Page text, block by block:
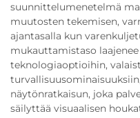
suunnittelumenetelmä
muutosten tekemisen,
ajantasalla kun
mukauttamistaso
teknologiaoptioihin,
näytönratkaisun, joka
säilyttää visuaalisen